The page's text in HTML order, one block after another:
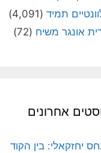
תמיד (4,091)
אונגר משיח (72)
אחרונים
יחזקאלי: בין הקוד